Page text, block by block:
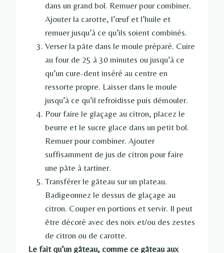
dans un grand bol. Remuer pour combiner.
Ajouter la carotte, l’œuf et l’huile et
remuer jusqu’à ce qu’ils soient combinés.
Verser la pâte dans le moule préparé. Cuire
au four de 25 à 30 minutes ou jusqu’à ce
qu’un cure-dent inséré au centre en
ressorte propre. Laisser dans le moule
jusqu’à ce qu’il refroidisse puis démouler.
Pour faire le glaçage au citron, placez le
beurre et le sucre glace dans un petit bol.
Remuer pour combiner. Ajouter
suffisamment de jus de citron pour faire
une pâte à tartiner.
Transférer le gâteau sur un plateau.
Badigeonnez le dessus de glaçage au
citron. Couper en portions et servir. Il peut
être décoré avec des noix et/ou des zestes
de citron ou de carotte.
Le fait qu’un gâteau, comme ce gâteau aux